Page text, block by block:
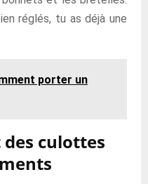
réglés, tu as déjà une
porter un
des culottes